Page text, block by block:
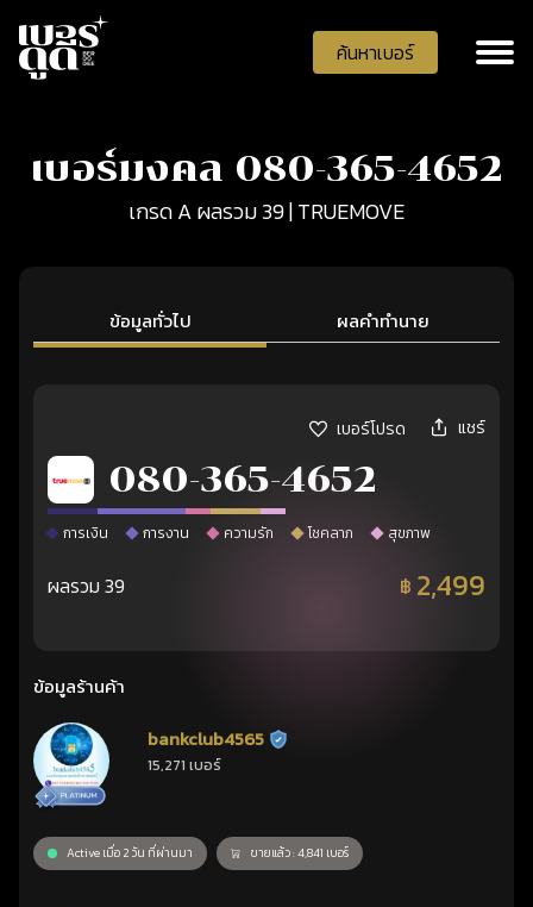
ค้นหาเบอร์
เบอร์มงคล 080-365-4652
เกรด A ผลรวม 39 | TRUEMOVE
ข้อมูลทั่วไป ผลคำทำนาย
เบอร์โปรด แชร์
080-365-4652
การเงิน การงาน ความรัก โชคลาภ สุขภาพ
ผลรวม 39 ฿ 2,499
ข้อมูลร้านค้า
bankclub4565 ร้านยืนยันแล้ว
15,271 เบอร์
Active เมื่อ 2 วัน ที่ผ่านมา ขายแล้ว : 4,841 เบอร์